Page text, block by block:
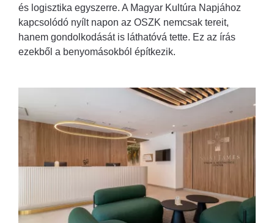
és logisztika egyszerre. A Magyar Kultúra Napjához
kapcsolódó nyílt napon az OSZK nemcsak tereit,
hanem gondolkodását is láthatóvá tette. Ez az írás
ezekből a benyomásokból építkezik.